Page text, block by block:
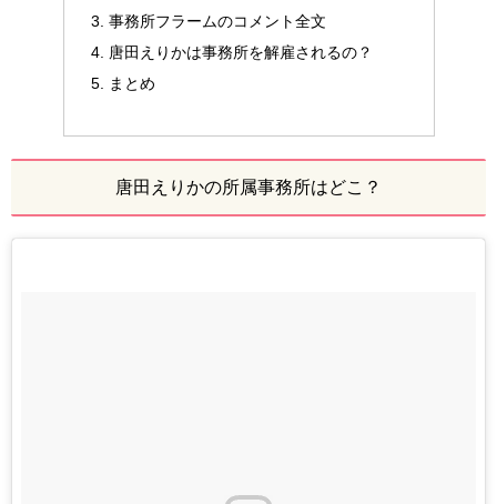
事務所フラームのコメント全文
唐田えりかは事務所を解雇されるの？
まとめ
唐田えりかの所属事務所はどこ？